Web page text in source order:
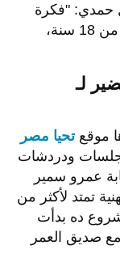
حمدي: "فكرة
المسلسل من 20 سنة، والمعالجة بدأت من 18 سنة،
لـ
موقع تحيا مصر
جلسات ودردشات
عمرو سمير
تمتد لأكثر من
ده بدأت
صديق العمر